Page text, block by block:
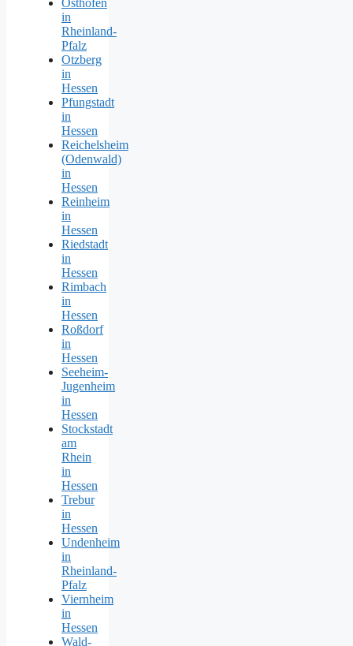
in
Rheinland-
Pfalz
Otzberg
in
Hessen
Pfungstadt
in
Hessen
Reichelsheim
(Odenwald)
in
Hessen
Reinheim
in
Hessen
Riedstadt
in
Hessen
Rimbach
in
Hessen
Roßdorf
in
Hessen
Seeheim-
Jugenheim
in
Hessen
Stockstadt
am
Rhein
in
Hessen
Trebur
in
Hessen
Undenheim
in
Rheinland-
Pfalz
Viernheim
in
Hessen
Wald-